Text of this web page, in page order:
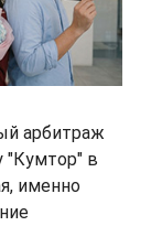
арбитраж
"Кумтор" в
именно